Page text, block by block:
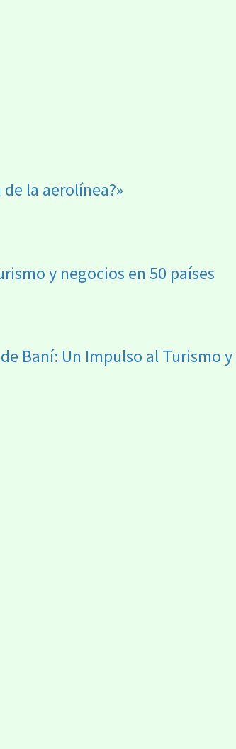
la aerolínea?»
y negocios en 50 países
Baní: Un Impulso al Turismo